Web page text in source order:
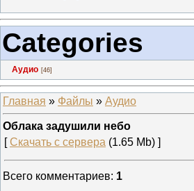
Categories
Аудио [46]
Главная » Файлы » Аудио
Облака задушили небо
[Скачать с сервера (1.65 Mb) ]
Всего комментариев: 1